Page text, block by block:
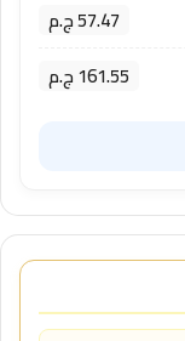
57.47 ج.م
161.55 ج.م